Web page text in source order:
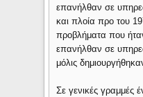
επανήλθαν σε
και πλοία προ του
προβλήματα που
επανήλθαν σε
μόλις
Σε γενικές γραμμές